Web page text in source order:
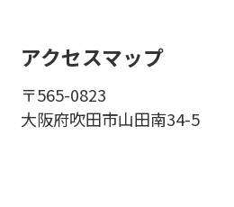
アクセスマップ
〒565-0823
大阪府吹田市山田南34-5